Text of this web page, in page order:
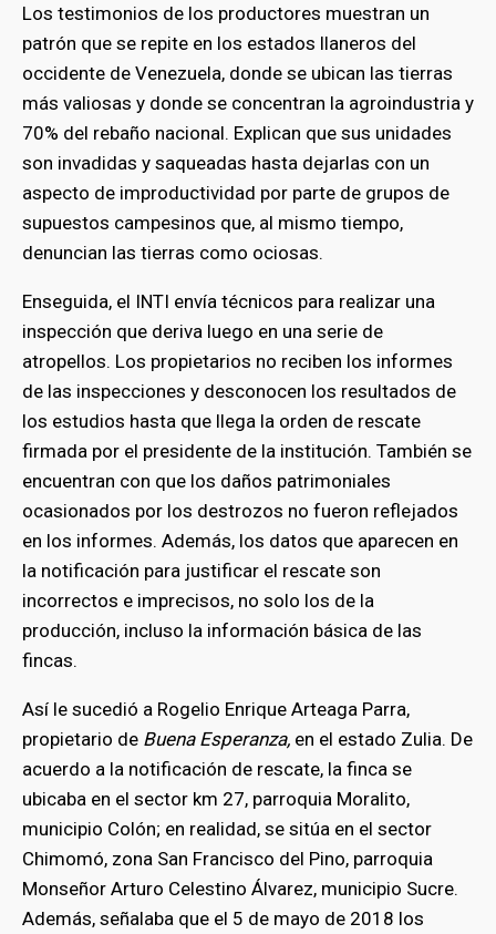
Los testimonios de los productores muestran un
patrón que se repite en los estados llaneros del
occidente de Venezuela, donde se ubican las tierras
más valiosas y donde se concentran la agroindustria y
70% del rebaño nacional. Explican que sus unidades
son invadidas y saqueadas hasta dejarlas con un
aspecto de improductividad por parte de grupos de
supuestos campesinos que, al mismo tiempo,
denuncian las tierras como ociosas.
Enseguida, el INTI envía técnicos para realizar una
inspección que deriva luego en una serie de
atropellos. Los propietarios no reciben los informes
de las inspecciones y desconocen los resultados de
los estudios hasta que llega la orden de rescate
firmada por el presidente de la institución. También se
encuentran con que los daños patrimoniales
ocasionados por los destrozos no fueron reflejados
en los informes. Además, los datos que aparecen en
la notificación para justificar el rescate son
incorrectos e imprecisos, no solo los de la
producción, incluso la información básica de las
fincas.
Así le sucedió a Rogelio Enrique Arteaga Parra,
propietario de Buena Esperanza, en el estado Zulia. De
acuerdo a la notificación de rescate, la finca se
ubicaba en el sector km 27, parroquia Moralito,
municipio Colón; en realidad, se sitúa en el sector
Chimomó, zona San Francisco del Pino, parroquia
Monseñor Arturo Celestino Álvarez, municipio Sucre.
Además, señalaba que el 5 de mayo de 2018 los